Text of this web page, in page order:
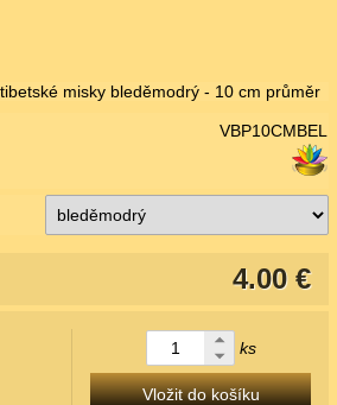
misky bleděmodrý - 10 cm průměr
VBP10CMBEL
4.00 €
ks
Vložit do košíku